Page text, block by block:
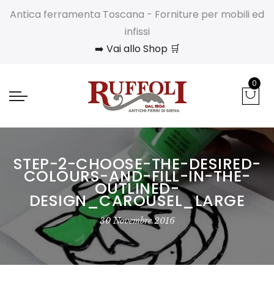
Antica ferramenta Toscana - Forniture per mobili ed
infissi
➡️ Vai allo Shop 🛒
0
STEP-2-CHOOSE-THE-DESIRED-
COLOURS-AND-FILL-IN-THE-
OUTLINED-
DESIGN_CAROUSEL_LARGE
30 Novembre 2016